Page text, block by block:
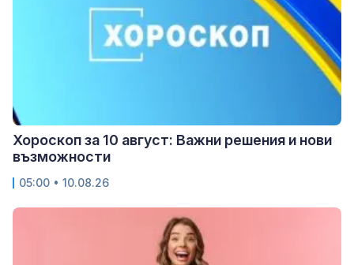
Хороскоп за 10 август: Важни решения и нови
възможности
05:00 • 10.08.26